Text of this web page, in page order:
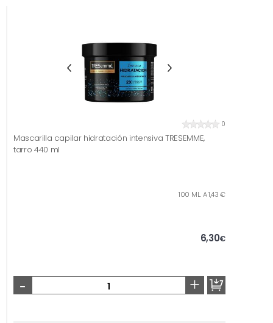
0
Mascarilla capilar hidratación intensiva TRESEMME,
tarro 440 ml
100 ML. A 1,43 €
6,30€
- +